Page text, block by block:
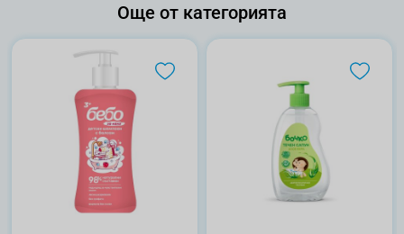
Още от категорията